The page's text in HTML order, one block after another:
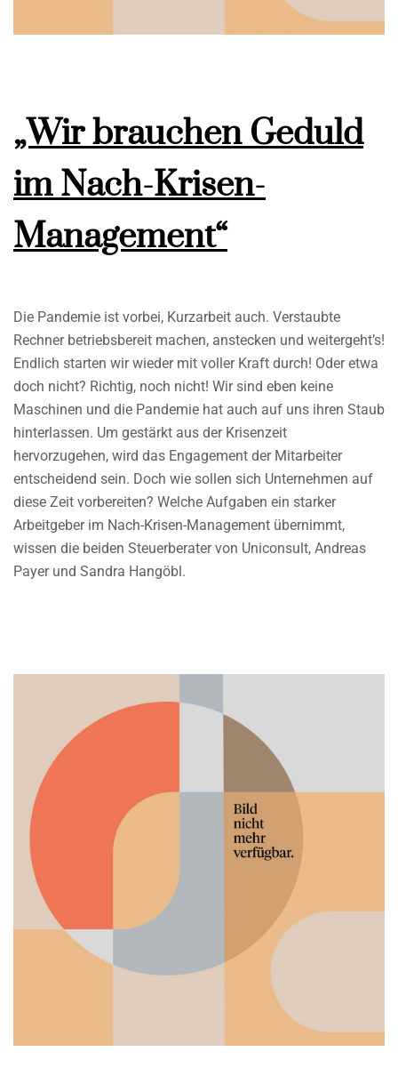
„Wir brauchen Geduld
im Nach-Krisen-
Management“
Die Pandemie ist vorbei, Kurzarbeit auch. Verstaubte
Rechner betriebsbereit machen, anstecken und weitergeht’s!
Endlich starten wir wieder mit voller Kraft durch! Oder etwa
doch nicht? Richtig, noch nicht! Wir sind eben keine
Maschinen und die Pandemie hat auch auf uns ihren Staub
hinterlassen. Um gestärkt aus der Krisenzeit
hervorzugehen, wird das Engagement der Mitarbeiter
entscheidend sein. Doch wie sollen sich Unternehmen auf
diese Zeit vorbereiten? Welche Aufgaben ein starker
Arbeitgeber im Nach-Krisen-Management übernimmt,
wissen die beiden Steuerberater von Uniconsult, Andreas
Payer und Sandra Hangöbl.